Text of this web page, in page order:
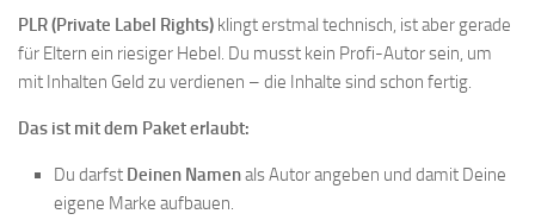
PLR (Private Label Rights) klingt erstmal technisch, ist aber gerade
für Eltern ein riesiger Hebel. Du musst kein Profi-Autor sein, um
mit Inhalten Geld zu verdienen – die Inhalte sind schon fertig.
Das ist mit dem Paket erlaubt:
Du darfst Deinen Namenals Autor angeben und damit Deine
eigene Marke aufbauen.